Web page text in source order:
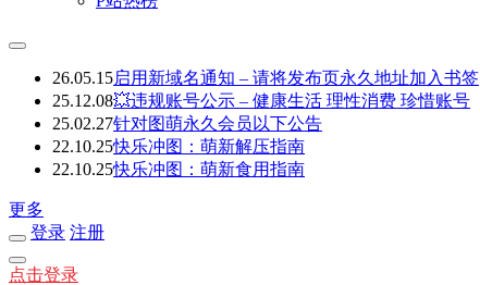
26.05.15启用新域名通知 – 请将发布页永久地址加入书签
25.12.08💥违规账号公示 – 健康生活 理性消费 珍惜账号
25.02.27针对图萌永久会员以下公告
22.10.25快乐冲图：萌新解压指南
22.10.25快乐冲图：萌新食用指南
更多
登录 注册
点击登录